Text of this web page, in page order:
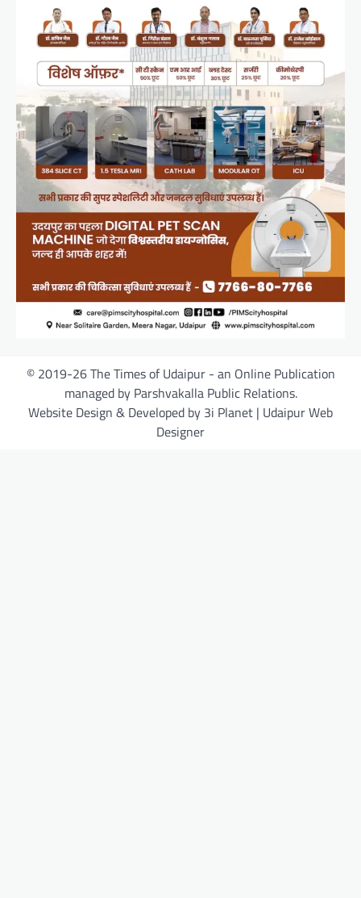
© 2019-26 The Times of Udaipur - an Online Publication
managed by Parshvakalla Public Relations.
Website Design & Developed by 3i Planet | Udaipur Web
Designer